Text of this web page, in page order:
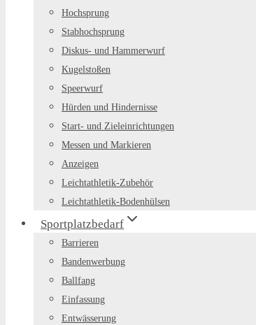
Hochsprung
Stabhochsprung
Diskus- und Hammerwurf
Kugelstoßen
Speerwurf
Hürden und Hindernisse
Start- und Zieleinrichtungen
Messen und Markieren
Anzeigen
Leichtathletik-Zubehör
Leichtathletik-Bodenhülsen
Sportplatzbedarf
Barrieren
Bandenwerbung
Ballfang
Einfassung
Entwässerung